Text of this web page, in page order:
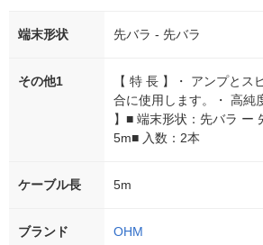
端末形状 先バラ - 先バラ
その他1
【 特 長 】・ アンプとス
合に使用します。・ 高純
】■ 端末形状：先バラ ー
5m■ 入数：2本
ケーブル長 5m
ブランド OHM